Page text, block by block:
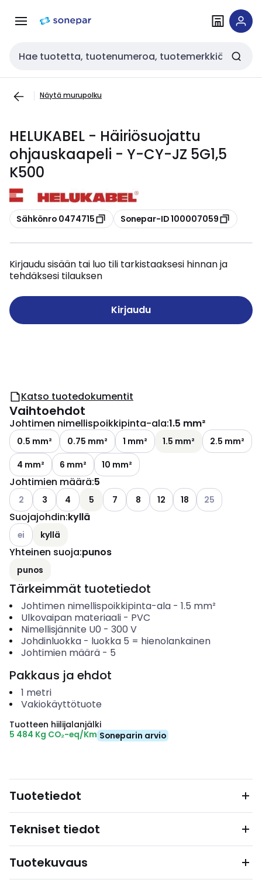
navigointiinsisältöön
Haku
Näytä murupolku
HELUKABEL - Häiriösuojattu
ohjauskaapeli - Y-CY-JZ 5G1,5
K500
Kopioi
Sähkönro 0474715 Kopioi
Sonepar-ID 100007059
Kirjaudu sisään tai luo tili tarkistaaksesi hinnan ja
tehdäksesi tilauksen
Kirjaudu
Katso tuotedokumentit
Vaihtoehdot
Johtimen nimellispoikkipinta-ala:1.5 mm²
0.5 mm² 0.75 mm² 1 mm² 1.5 mm²
2.5 mm²
4 mm²
6 mm² 10 mm²
Johtimien määrä:5
Katso käytettävissä olevat vaihtoehdot
2 3 4 5 7 8 12 18 Katso
25
Suojajohdin:kyllä
Katso käytettävissä olevat vaihtoehdot
ei kyllä
Yhteinen suoja:punos
punos
Tärkeimmät tuotetiedot
Johtimen nimellispoikkipinta-ala- 1.5 mm²
Ulkovaipan materiaali- PVC
Nimellisjännite U0 - 300 V
Johdinluokka- luokka 5 = hienolankainen
Johtimien määrä- 5
Pakkaus ja ehdot
1 metri
Vakiokäyttötuote
Tuotteen hiilijalanjälki
5 484 Kg CO₂-eq/Km Soneparin arvio
Tuotetiedot
Tekniset tiedot
Tuotekuvaus